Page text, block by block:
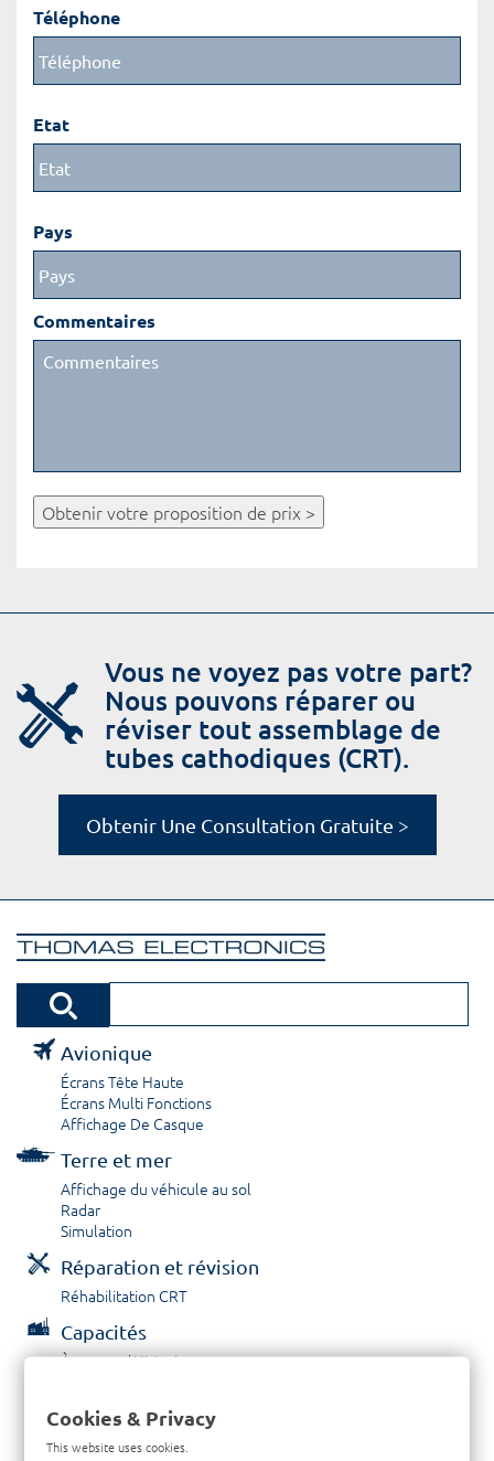
Téléphone
Etat
Pays
Commentaires
Obtenir votre proposition de prix >
Vous ne voyez pas votre part?
Nous pouvons réparer ou
réviser tout assemblage de
tubes cathodiques (CRT).
Obtenir Une Consultation Gratuite >
Avionique
Écrans Tête Haute
Écrans Multi Fonctions
Affichage De Casque
Terre et mer
Affichage du véhicule au sol
Radar
Simulation
Réparation et révision
Réhabilitation CRT
Capacités
À propos / Historique
Contactez nous
Cookies & Privacy
This website uses cookies.